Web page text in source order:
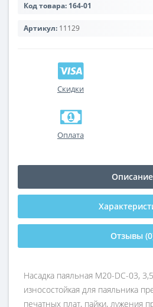
Код товара: 164-01
Артикул: 11129
Скидки
Оплата
Описание
Отзывы
Насадка паяльная M20-DC-03,
износостойкая для паяльника
печатных плат, пайки, лужения